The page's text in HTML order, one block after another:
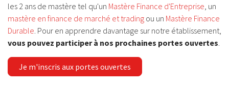
les 2 ans de mastère tel qu'un Mastère Finance d'Entreprise, un
mastère en finance de marché et trading ou un Mastère Finance
Durable. Pour en apprendre davantage sur notre établissement,
vous pouvez participer à nos prochaines portes ouvertes.
Je m'inscris aux portes ouvertes